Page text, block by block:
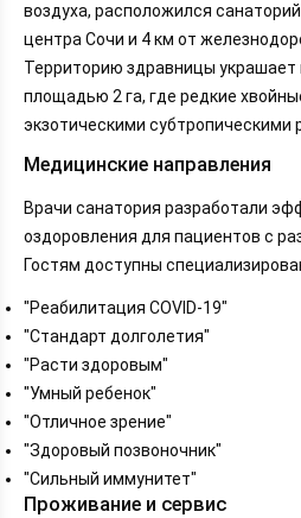
воздуха, расположился
центра Сочи и 4 км от
Территорию здравницы украшает
площадью 2 га, где редкие
экзотическими субтропическими
Медицинские направления
Врачи санатория разработали
оздоровления для пациентов с
Гостям доступны
"Реабилитация COVID-19"
"Стандарт долголетия"
"Расти здоровым"
"Умный ребенок"
"Отличное зрение"
"Здоровый позвоночник"
"Сильный иммунитет"
Проживание и сервис